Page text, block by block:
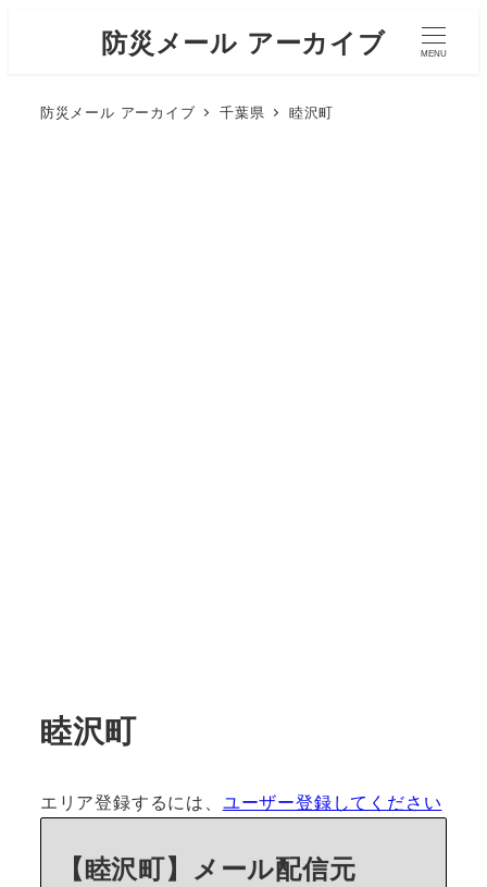
防災メール アーカイブ MENU
防災メール アーカイブ 千葉県 睦沢町
睦沢町
エリア登録するには、 ユーザー登録してください
【睦沢町】メール配信元